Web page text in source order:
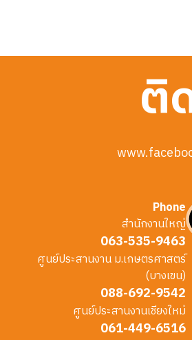
ติ
Phone
สำนักงานใหญ่
063-535-9463
ศูนย์ประสานงาน ม.เกษตรศาสตร์
(บางเขน)
088-692-9542
ศูนย์ประสานงานเชียงใหม่
061-449-6516